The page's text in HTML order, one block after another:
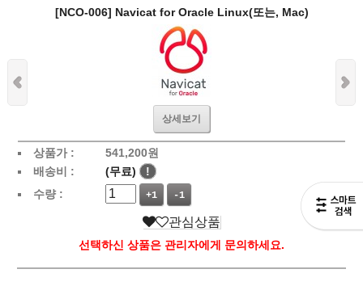
[NCO-006] Navicat for Oracle Linux(또는, Mac)
상세보기
상품가 : 541,200원
배송비 :
(무료)
!
수량 :
+1 -1
관심상품
선택하신 상품은 관리자에게 문의하세요.